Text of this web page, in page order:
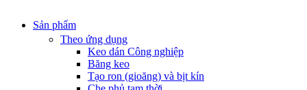
Sản phẩm
Theo ứng dụng
Keo dán Công nghiệp
Băng keo
Tạo ron (gioăng) và bịt kín